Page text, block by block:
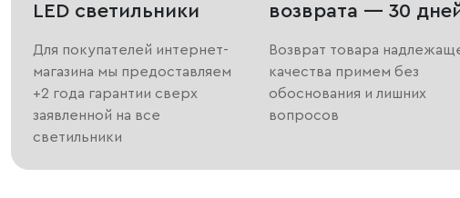
LED светильники
Для покупателей интернет-
магазина мы предоставляем
+2 года гарантии сверх
заявленной на все
светильники
возврата — 30
Возврат товара
качества примем без
обоснования и лишних
вопросов